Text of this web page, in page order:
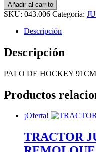
Añadir al carrito
SKU: 043.006 Categoría:
Descripción
Descripción
PALO DE HOCKEY
Productos
¡Oferta!
TRACTOR